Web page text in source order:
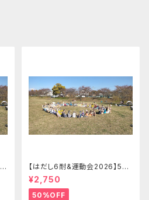
【はだし6耐&運動会2026】5-8
名リレーの部 はだし6耐＋運動
会チームエントリー【2026.09.
26(土)】
¥2,750
50%OFF